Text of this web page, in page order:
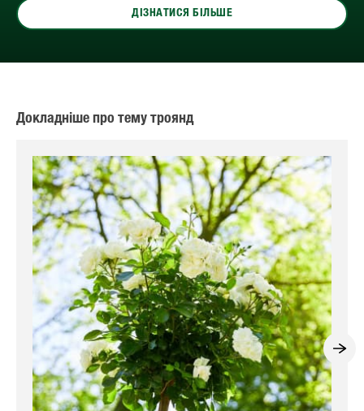
ДІЗНАТИСЯ БІЛЬШЕ
Докладніше про тему троянд